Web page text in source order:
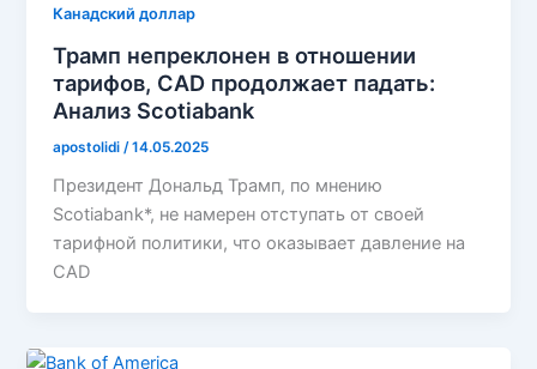
Канадский доллар
Трамп непреклонен в отношении
тарифов, CAD продолжает падать:
Анализ Scotiabank
apostolidi /14.05.2025
Президент Дональд Трамп, по мнению
Scotiabank*, не намерен отступать от своей
тарифной политики, что оказывает давление на
CAD